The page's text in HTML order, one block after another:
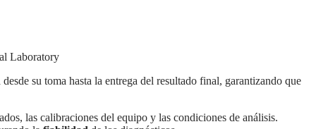
su toma hasta la entrega del resultado final, garantizando que
las calibraciones del equipo y las condiciones de análisis.